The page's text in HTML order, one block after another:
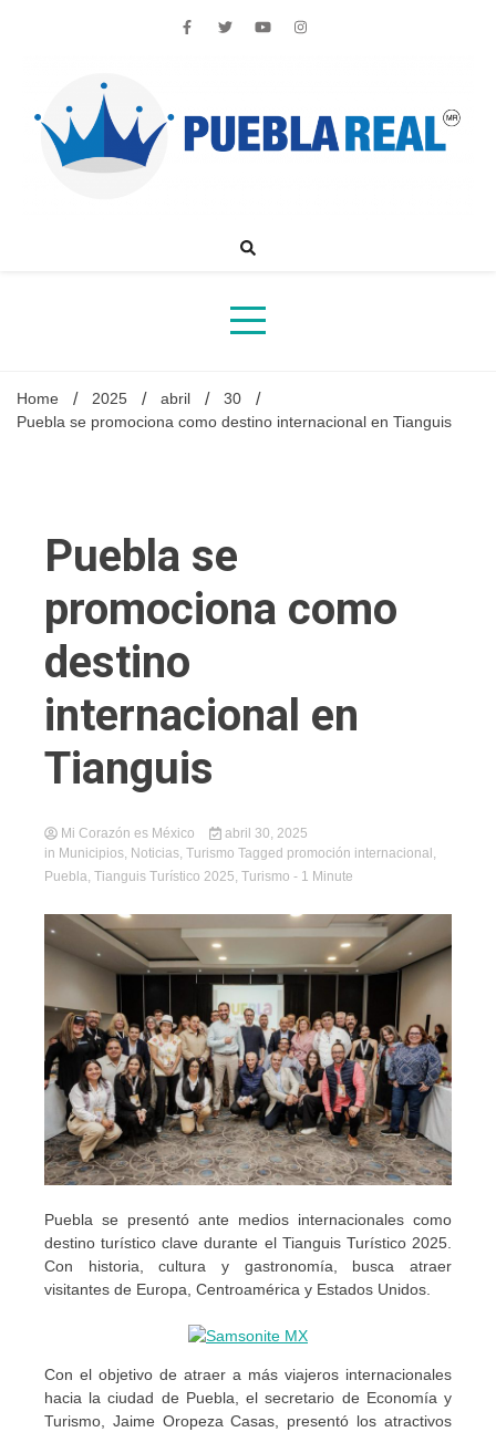
Noticias de actualidad de Puebla, México y el mundo
Home 2025 abril
30
Puebla se promociona como destino internacional en Tianguis
Puebla se
promociona como
destino
internacional en
Tianguis
Mi Corazón es México
abril 30, 2025
in Municipios, Noticias, Turismo Tagged promoción internacional ,
Puebla, Tianguis Turístico 2025, Turismo - 1 Minute
Puebla se presentó ante medios internacionales como
destino turístico clave durante el Tianguis Turístico 2025.
Con historia, cultura y gastronomía, busca atraer
visitantes de Europa, Centroamérica y Estados Unidos.
Con el objetivo de atraer a más viajeros internacionales
hacia la ciudad de Puebla, el secretario de Economía y
Turismo, Jaime Oropeza Casas, presentó los atractivos